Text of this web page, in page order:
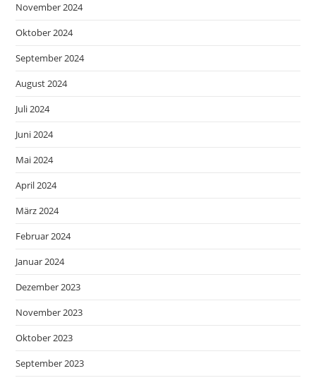
November 2024
Oktober 2024
September 2024
August 2024
Juli 2024
Juni 2024
Mai 2024
April 2024
März 2024
Februar 2024
Januar 2024
Dezember 2023
November 2023
Oktober 2023
September 2023